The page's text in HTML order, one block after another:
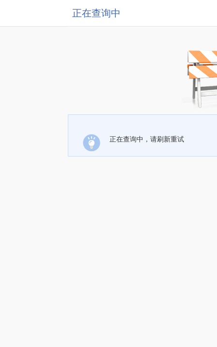
正在查询中
正在查询中，请刷新重试